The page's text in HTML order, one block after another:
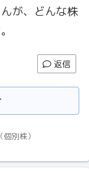
が、どんな株
返信
別株）